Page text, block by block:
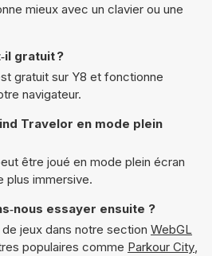
mieux avec un clavier ou une
gratuit ?
gratuit sur Y8 et fonctionne
navigateur.
Travelor en mode plein
être joué en mode plein écran
plus immersive.
essayer ensuite ?
jeux dans notre section WebGL
populaires comme Parkour City,